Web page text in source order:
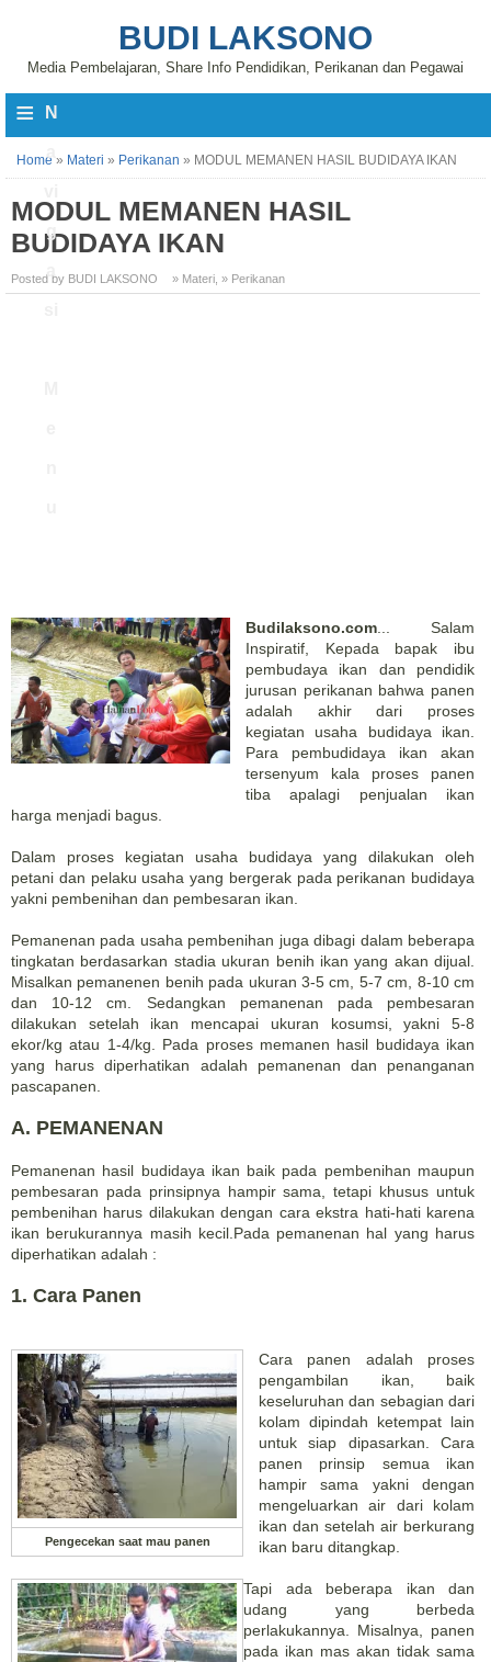
BUDI LAKSONO
Media Pembelajaran, Share Info Pendidikan, Perikanan dan Pegawai
≡ N
g
a
Home » Materi » Perikanan » MODUL MEMANEN HASIL BUDIDAYA IKAN
MODUL MEMANEN HASIL
BUDIDAYA IKAN
Posted by BUDI LAKSONO » Materi » Perikanan
Budilaksono.com ... Salam
Inspiratif, Kepada bapak ibu
pembudaya ikan dan pendidik
jurusan perikanan bahwa panen
adalah akhir dari proses
kegiatan usaha budidaya ikan.
Para pembudidaya ikan akan
tersenyum kala proses panen
tiba apalagi penjualan ikan
harga menjadi bagus.
Dalam proses kegiatan usaha budidaya yang dilakukan oleh
petani dan pelaku usaha yang bergerak pada perikanan budidaya
yakni pembenihan dan pembesaran ikan.
Pemanenan pada usaha pembenihan juga dibagi dalam beberapa
tingkatan berdasarkan stadia ukuran benih ikan yang akan dijual.
Misalkan pemanenen benih pada ukuran 3-5 cm, 5-7 cm, 8-10 cm
dan 10-12 cm. Sedangkan pemanenan pada pembesaran
dilakukan setelah ikan mencapai ukuran kosumsi, yakni 5-8
ekor/kg atau 1-4/kg. Pada proses memanen hasil budidaya ikan
yang harus diperhatikan adalah pemanenan dan penanganan
pascapanen.
A. PEMANENAN
Pemanenan hasil budidaya ikan baik pada pembenihan maupun
pembesaran pada prinsipnya hampir sama, tetapi khusus untuk
pembenihan harus dilakukan dengan cara ekstra hati-hati karena
ikan berukurannya masih kecil.Pada pemanenan hal yang harus
diperhatikan adalah :
1. Cara Panen
Pengecekan saat mau panen
Cara panen adalah proses
pengambilan ikan, baik
keseluruhan dan sebagian dari
kolam dipindah ketempat lain
untuk siap dipasarkan. Cara
panen prinsip semua ikan
hampir sama yakni dengan
mengeluarkan air dari kolam
ikan dan setelah air berkurang
ikan baru ditangkap.
Tapi ada beberapa ikan dan
udang yang berbeda
perlakukannya. Misalnya, panen
pada ikan mas akan tidak sama